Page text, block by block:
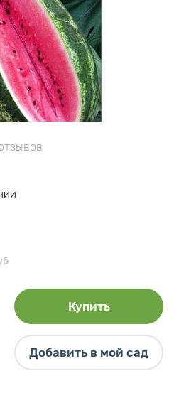
Купить
Добавить в мой сад